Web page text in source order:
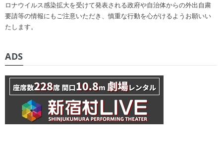
ロナウイルス感染拡大を受けて発表される政府や自治体からの外出自粛
要請等の情報にもご注意いただき、慎重な行動を心がけるようお願いい
たします。
ADS